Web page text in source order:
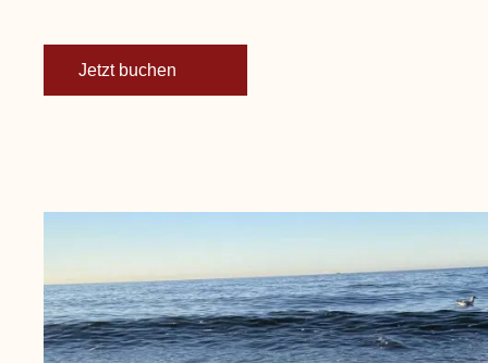
Jetzt buchen